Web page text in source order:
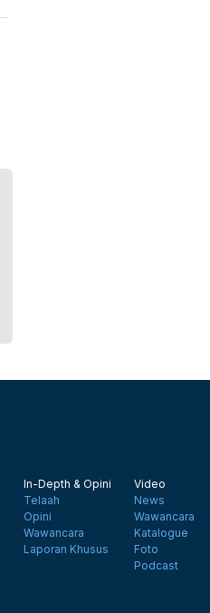
In-Depth & Opini
Telaah
Opini
Wawancara
Laporan Khusus
Video
News
Wawancara
Katalogue
Foto
Podcast